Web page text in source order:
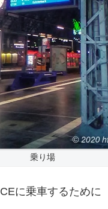
乗り場
に乗車するために